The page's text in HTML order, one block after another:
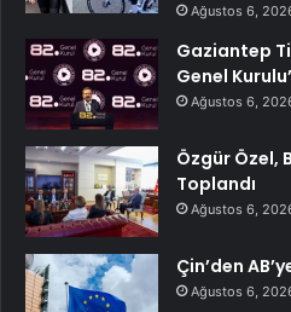
Ağustos 6,
Gaziantep
Genel
Ağustos 6,
Özgür Özel,
Toplandı
Ağustos 6,
Çin’den
Ağustos 6,